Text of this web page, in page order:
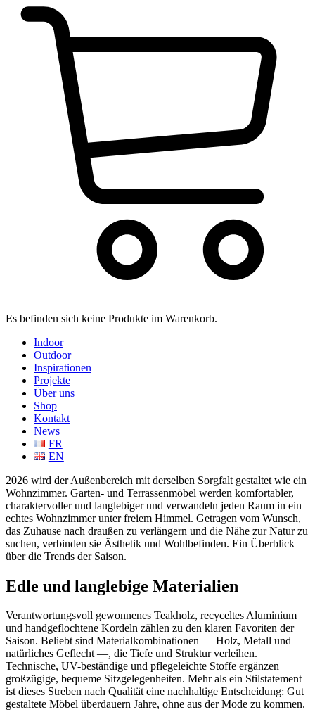
Es befinden sich keine Produkte im Warenkorb.
Indoor
Outdoor
Inspirationen
Projekte
Über uns
Shop
Kontakt
News
FR
EN
2026 wird der Außenbereich mit derselben Sorgfalt gestaltet wie ein
Wohnzimmer. Garten- und Terrassenmöbel werden komfortabler,
charaktervoller und langlebiger und verwandeln jeden Raum in ein
echtes Wohnzimmer unter freiem Himmel. Getragen vom Wunsch,
das Zuhause nach draußen zu verlängern und die Nähe zur Natur zu
suchen, verbinden sie Ästhetik und Wohlbefinden. Ein Überblick
über die Trends der Saison.
Edle und langlebige Materialien
Verantwortungsvoll gewonnenes Teakholz, recyceltes Aluminium
und handgeflochtene Kordeln zählen zu den klaren Favoriten der
Saison. Beliebt sind Materialkombinationen — Holz, Metall und
natürliches Geflecht —, die Tiefe und Struktur verleihen.
Technische, UV-beständige und pflegeleichte Stoffe ergänzen
großzügige, bequeme Sitzgelegenheiten. Mehr als ein Stilstatement
ist dieses Streben nach Qualität eine nachhaltige Entscheidung: Gut
gestaltete Möbel überdauern Jahre, ohne aus der Mode zu kommen.